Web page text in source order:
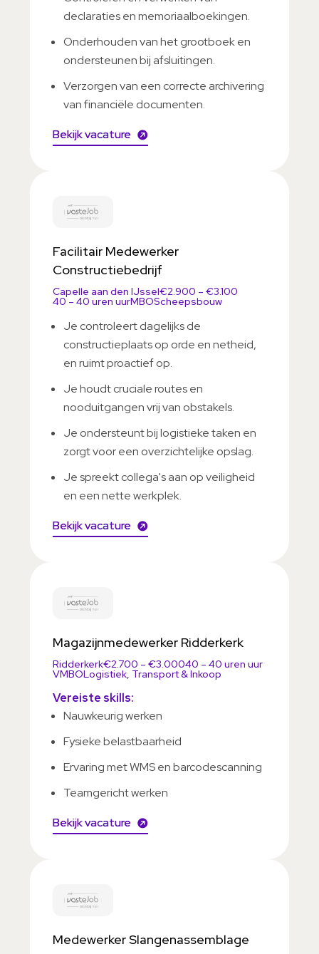
declaraties en memoriaalboekingen.
Onderhouden van het grootboek en
ondersteunen bij afsluitingen.
Verzorgen van een correcte archivering
van financiële documenten.
Bekijk vacature
Facilitair Medewerker
Constructiebedrijf
Capelle aan den IJssel€2.900 – €3.100
40 – 40 uren uurMBOScheepsbouw
Je controleert dagelijks de
constructieplaats op orde en netheid,
en ruimt proactief op.
Je houdt cruciale routes en
nooduitgangen vrij van obstakels.
Je ondersteunt bij logistieke taken en
zorgt voor een overzichtelijke opslag.
Je spreekt collega's aan op veiligheid
en een nette werkplek.
Bekijk vacature
Magazijnmedewerker Ridderkerk
Ridderkerk€2.700 – €3.00040 – 40 uren uur
VMBOLogistiek, Transport & Inkoop
Vereiste skills:
Nauwkeurig werken
Fysieke belastbaarheid
Ervaring met WMS en barcodescanning
Teamgericht werken
Bekijk vacature
Medewerker Slangenassemblage